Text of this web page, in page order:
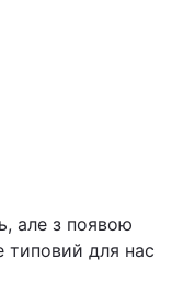
але з появою
типовий для нас